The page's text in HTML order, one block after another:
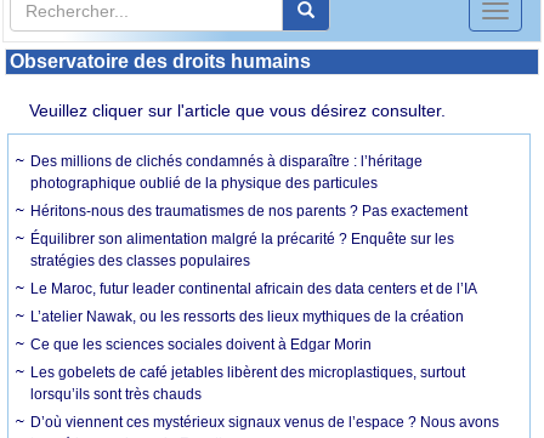
Toggle
Observatoire des droits humains
Veuillez cliquer sur l'article que vous désirez consulter.
Des millions de clichés condamnés à disparaître : l’héritage
photographique oublié de la physique des particules
Héritons-nous des traumatismes de nos parents ? Pas exactement
Équilibrer son alimentation malgré la précarité ? Enquête sur les
stratégies des classes populaires
Le Maroc, futur leader continental africain des data centers et de l’IA
L’atelier Nawak, ou les ressorts des lieux mythiques de la création
Ce que les sciences sociales doivent à Edgar Morin
Les gobelets de café jetables libèrent des microplastiques, surtout
lorsqu’ils sont très chauds
D’où viennent ces mystérieux signaux venus de l’espace ? Nous avons